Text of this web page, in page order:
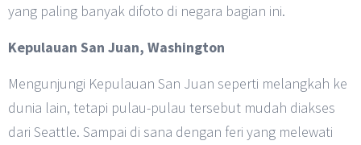
yang paling banyak difoto di negara bagian ini.
Kepulauan San Juan, Washington
Mengunjungi Kepulauan San Juan seperti melangkah ke
dunia lain, tetapi pulau-pulau tersebut mudah diakses
dari Seattle. Sampai di sana dengan feri yang melewati